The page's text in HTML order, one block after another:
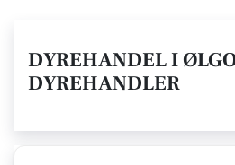
DYREHANDEL I
DYREHANDLER